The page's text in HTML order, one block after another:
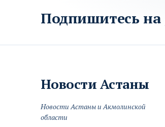
Подпишитесь на
Новости Астаны
Новости Астаны и Акмолинской
области